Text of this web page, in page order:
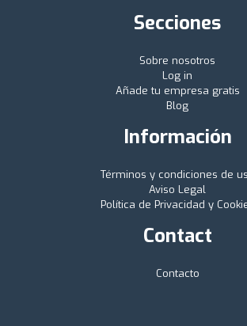
Secciones
Sobre nosotros
Log in
Añade tu empresa gratis
Blog
Información
Términos y condiciones de
Aviso Legal
Política de Privacidad y
Contact
Contacto